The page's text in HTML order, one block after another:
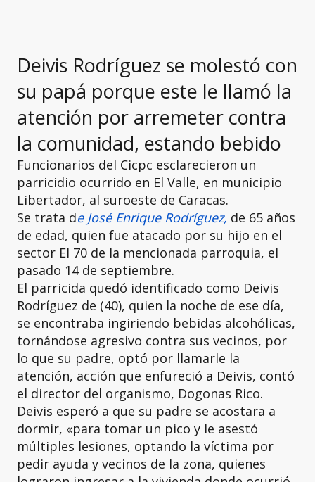
Deivis Rodríguez se molestó con
su papá porque este le llamó la
atención por arremeter contra
la comunidad, estando bebido
Funcionarios del Cicpc esclarecieron un
parricidio ocurrido en El Valle, en municipio
Libertador, al suroeste de Caracas.
Se trata de José Enrique Rodríguez, de 65 años
de edad, quien fue atacado por su hijo en el
sector El 70 de la mencionada parroquia, el
pasado 14 de septiembre.
El parricida quedó identificado como Deivis
Rodríguez de (40), quien la noche de ese día,
se encontraba ingiriendo bebidas alcohólicas,
tornándose agresivo contra sus vecinos, por
lo que su padre, optó por llamarle la
atención, acción que enfureció a Deivis, contó
el director del organismo, Dogonas Rico.
Deivis esperó a que su padre se acostara a
dormir, «para tomar un pico y le asestó
múltiples lesiones, optando la víctima por
pedir ayuda y vecinos de la zona, quienes